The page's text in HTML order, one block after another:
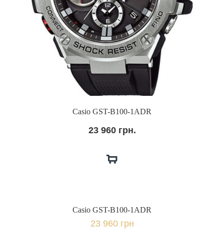
Casio GST-B100-1ADR
23 960 грн.
Casio GST-B100-1ADR
23 960 грн